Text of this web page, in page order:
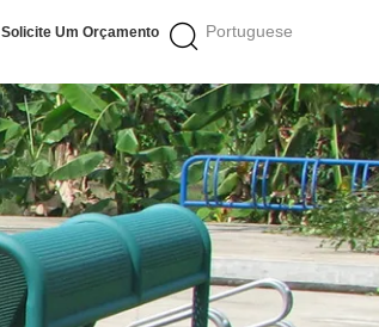
Portuguese
Solicite Um Orçamento